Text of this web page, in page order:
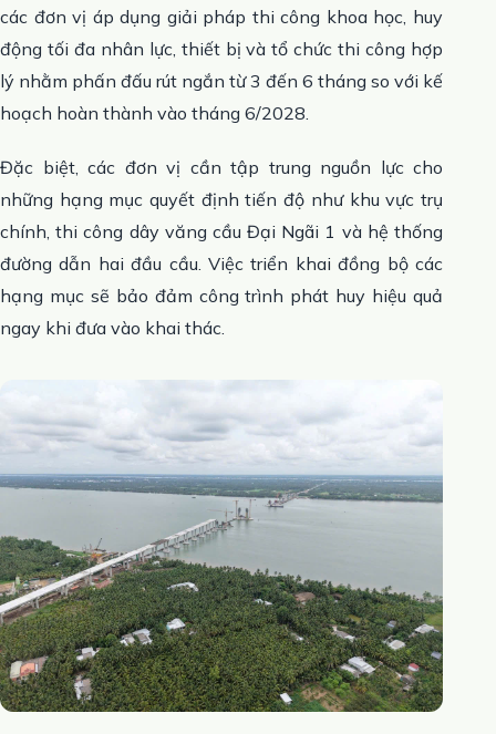
các đơn vị áp dụng giải pháp thi công khoa học, huy
động tối đa nhân lực, thiết bị và tổ chức thi công hợp
lý nhằm phấn đấu rút ngắn từ 3 đến 6 tháng so với kế
hoạch hoàn thành vào tháng 6/2028.
Đặc biệt, các đơn vị cần tập trung nguồn lực cho
những hạng mục quyết định tiến độ như khu vực trụ
chính, thi công dây văng cầu Đại Ngãi 1 và hệ thống
đường dẫn hai đầu cầu. Việc triển khai đồng bộ các
hạng mục sẽ bảo đảm công trình phát huy hiệu quả
ngay khi đưa vào khai thác.